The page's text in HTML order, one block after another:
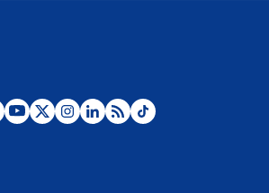
Desde dermatitis hasta infecciones: